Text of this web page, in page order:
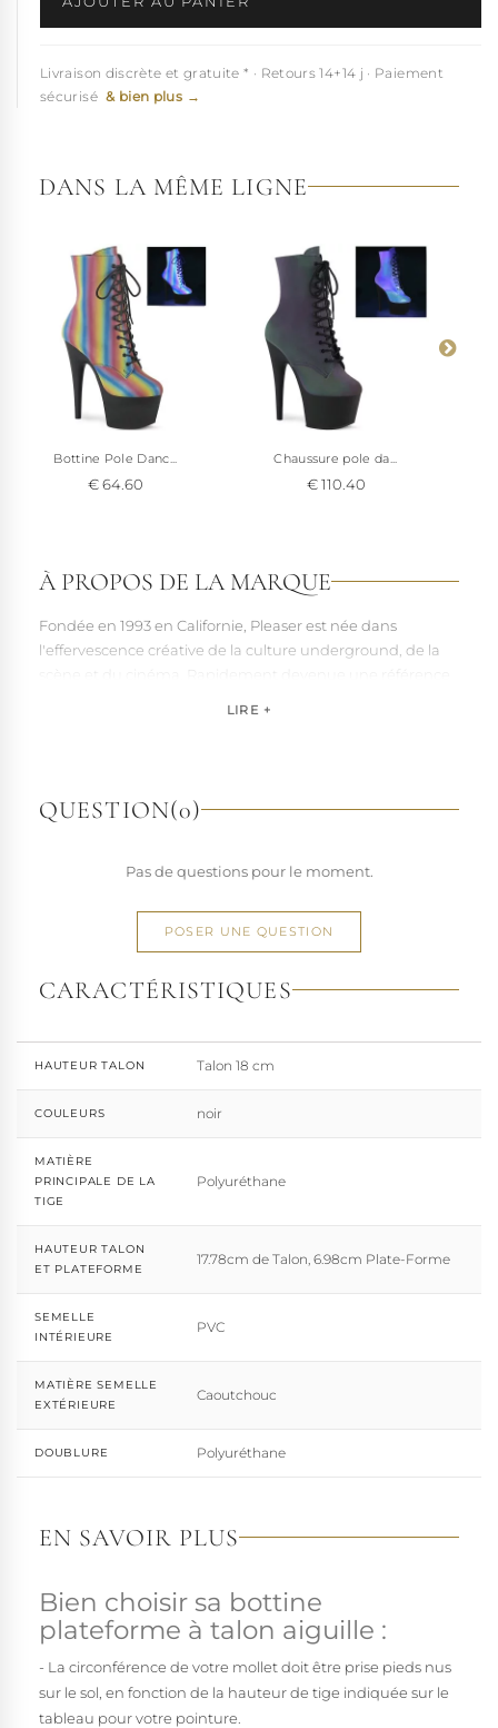
nos tableaux de mesures en bas de page.
Livraison discrète et gratuite * · Retours 14+14 j · Paiement
sécurisé & bien plus →
DANS LA MÊME LIGNE
Bottine Pole Danc...
€ 64.60
Chaussure pole da...
€ 110.40
À PROPOS DE LA MARQUE
Fondée en 1993 en Californie, Pleaser est née dans
l'effervescence créative de la culture underground, de la
elle a étendu son savoir-faire à d'autres univers. Pleaser est
aujourd'hui distribuée dans 110 pays.
de la mode, Pleaser propose des collections ultra féminines
une large gamme de pointures. Parce qu'un style ne
devrait jamais se réduire à une question de centimètres, la
marque défend une idée simple : permettre à chacun
d'exprimer, sans contrainte, qui il veut être.
LIRE +
QUESTION(0)
Pas de questions pour le moment.
POSER UNE QUESTION
CARACTÉRISTIQUES
HAUTEUR TALON Talon 18 cm
COULEURS noir
MATIÈRE
PRINCIPALE DE LA
TIGE
Polyuréthane
HAUTEUR TALON
ET PLATEFORME
17.78cm de Talon, 6.98cm Plate-Forme
SEMELLE
INTÉRIEURE
PVC
MATIÈRE SEMELLE
EXTÉRIEURE
Caoutchouc
DOUBLURE Polyuréthane
EN SAVOIR PLUS
Bien choisir sa bottine
plateforme à talon aiguille :
- La circonférence de votre mollet doit être prise pieds nus
sur le sol, en fonction de la hauteur de tige indiquée sur le
tableau pour votre pointure.